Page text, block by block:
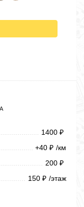
1400 ₽
+40 ₽ /км
200 ₽
150 ₽ /этаж